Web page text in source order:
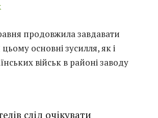
продовжила завдавати
основні зусилля, як і
військ в районі заводу
слід очікувати